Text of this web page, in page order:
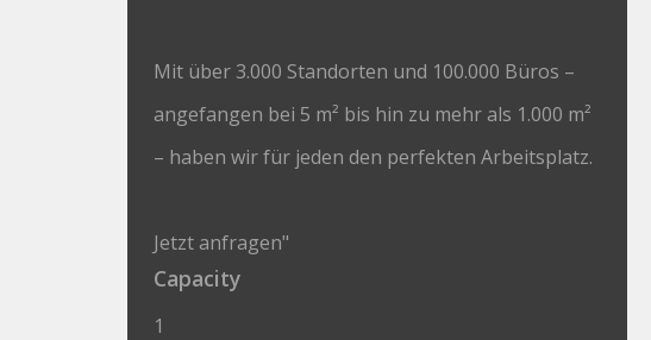
Mit über 3.000 Standorten und 100.000 Büros –
angefangen bei 5 m² bis hin zu mehr als 1.000 m²
– haben wir für jeden den perfekten Arbeitsplatz.
Jetzt anfragen"
Capacity
1